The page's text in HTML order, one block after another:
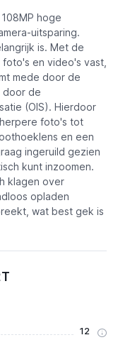
hoge
uitsparing.
is. Met de
en video's vast,
mede door de
door de
(OIS). Hierdoor
foto's tot
en een
ingeruild gezien
kunt inzoomen.
klagen over
opladen
wat best gek is
12